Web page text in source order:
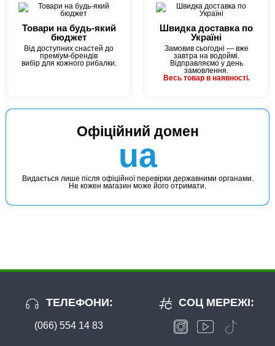
Товари на будь-який
бюджет
Від доступних снастей до
преміум-брендів
вибір для кожного рибалки.
Швидка доставка по
Україні
Замовив сьогодні — вже
завтра на водоймі.
Відправляємо у день
замовлення.
Весь товар в наявності.
Офіційний домен
ua
Видається лише після офіційної перевірки державними органами.
Не кожен магазин може його отримати.
ТЕЛЕФОНИ:
(066) 554 14 83
СОЦ МЕРЕЖІ: